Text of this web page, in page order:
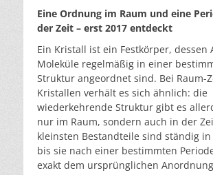
Eine Ordnung im Raum und eine
der Zeit – erst 2017 entdeckt
Ein Kristall ist ein Festkörper, dessen
Moleküle regelmäßig in einer
Struktur angeordnet sind. Bei Raum-
Kristallen verhält es sich ähnlich: die
wiederkehrende Struktur gibt es
nur im Raum, sondern auch in der
kleinsten Bestandteile sind ständig in
bis sie nach einer bestimmten
exakt dem ursprünglichen